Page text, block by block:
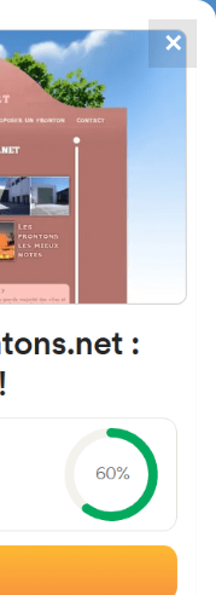
17
✕